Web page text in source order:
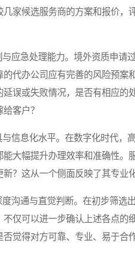
家候选服务商的方案和报价
急处理能力。境外资质申请
代办公司应有完善的风险预
误或失败情况，是否有相应
客户？
息化水平。在数字化时代，
大幅提升办理效率和准确性。
？这从一个侧面反映了其专业
通与直觉判断。在初步筛选
仅可以进一步确认上述各点
觉得对方可靠、专业、易于合